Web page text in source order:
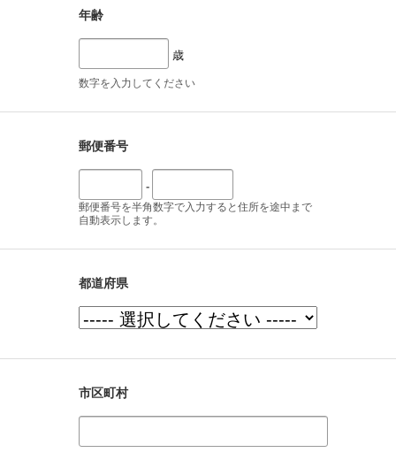
年齢
歳
数字を入力してください
郵便番号
-
郵便番号を半角数字で入力すると住所を途中まで
自動表示します。
都道府県
市区町村